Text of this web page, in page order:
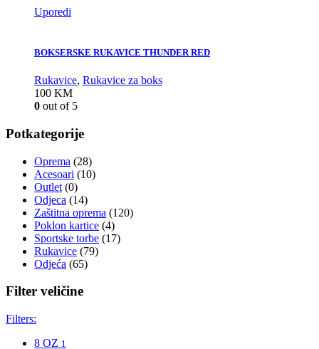
Uporedi
BOKSERSKE RUKAVICE THUNDER RED
Rukavice, Rukavice za boks
100 KM
0 out of 5
Potkategorije
Oprema (28)
Acesoari (10)
Outlet (0)
Odjeca (14)
Zaštitna oprema (120)
Poklon kartice (4)
Sportske torbe (17)
Rukavice (79)
Odjeća (65)
Filter veličine
Filters:
8 OZ 1